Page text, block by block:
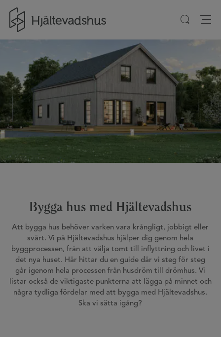
Bygga hus med Hjältevadshus
Att bygga hus behöver varken vara krångligt, jobbigt eller
svårt. Vi på Hjältevadshus hjälper dig genom hela
byggprocessen, från att välja tomt till inflyttning och livet i
det nya huset. Här hittar du en guide där vi steg för steg
går igenom hela processen från husdröm till drömhus. Vi
listar också de viktigaste punkterna att lägga på minnet och
några tydliga fördelar med att bygga med Hjältevadshus.
Ska vi sätta igång?